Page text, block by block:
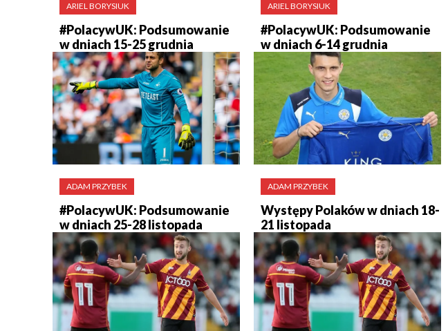
ARIEL BORYSIUK
#PolacywUK: Podsumowanie
w dniach 15-25 grudnia
ARIEL BORYSIUK
#PolacywUK: Podsumowanie
w dniach 6-14 grudnia
ADAM PRZYBEK
#PolacywUK: Podsumowanie
w dniach 25-28 listopada
ADAM PRZYBEK
Występy Polaków w dniach 18-
21 listopada